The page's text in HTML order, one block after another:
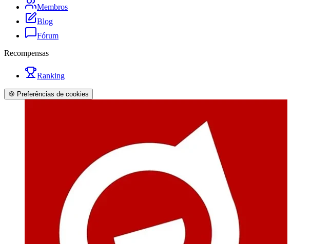
Membros
Blog
Fórum
Recompensas
Ranking
🍪 Preferências de cookies